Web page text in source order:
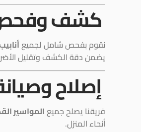
كشف وفحص
نقوم بفحص شامل لجميع
يضمن دقة الكشف وتقليل
إصلاح
فريقنا يصلح جميعالمواسير
أنحاء المنزل.